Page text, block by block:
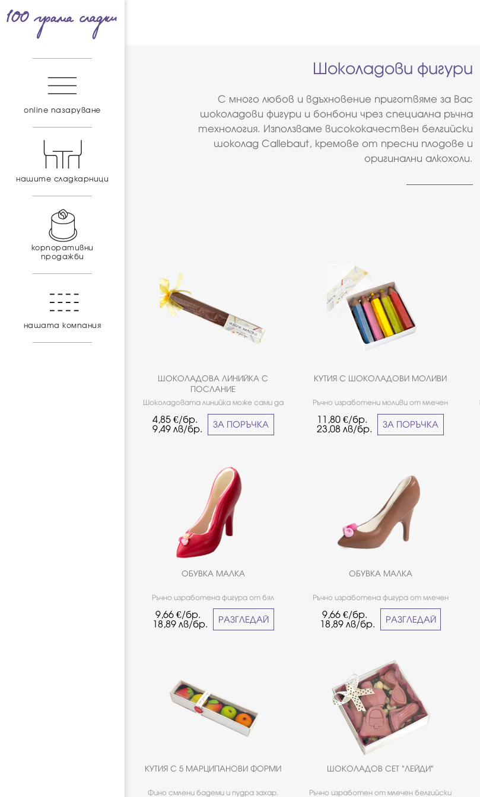
online пазаруване
нашите сладкарници
корпоративни
продажби
нашата компания
Шоколадови фигури
С много любов и вдъхновение приготвяме за Вас
шоколадови фигури и бонбони чрез специална ръчна
технология. Използваме висококачествен белгийски
шоколад Callebaut, кремове от пресни плодове и
оригинални алкохоли.
ШОКОЛАДОВА ЛИНИЙКА С
ПОСЛАНИЕ
Шоколадовата линийка може сами да
детето.
4,85€/бр.
9,49лв/бр. ЗА ПОРЪЧКА
КУТИЯ С ШОКОЛАДОВИ МОЛИВИ
Ръчно изработени моливи от млечен
шоколадови дражета от белгийски
шоколад ''Callebaut'' - печен бадем в
11,80€/бр.
23,08лв/бр. ЗА ПОРЪЧКА
ОБУВКА МАЛКА
Ръчно изработена фигура от бял
белгийски шоколад Callebaut с
декорация.
9,66 €/бр.
18,89лв/бр. РАЗГЛЕДАЙ
ОБУВКА МАЛКА
Ръчно изработена фигура от млечен
белгийски шоколад Callebaut с
декорация.
9,66€/бр.
18,89 лв/бр. РАЗГЛЕДАЙ
КУТИЯ С 5 МАРЦИПАНОВИ ФОРМИ
Фино смлени бадеми и пудра захар.
ШОКОЛАДОВ СЕТ "ЛЕЙДИ"
Ръчно изработен от млечен белгийски